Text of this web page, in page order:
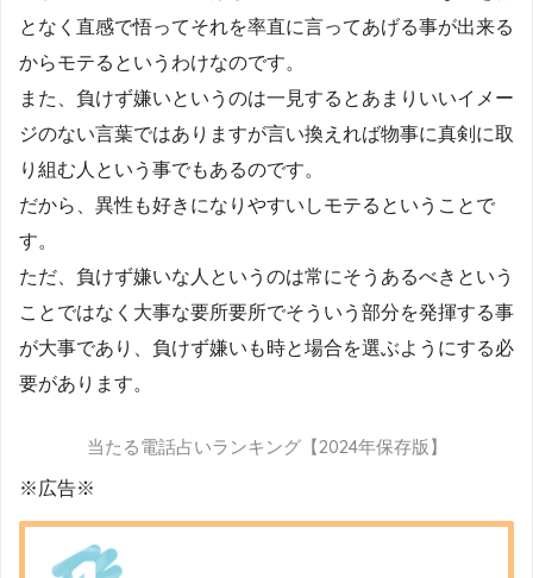
となく直感で悟ってそれを率直に言ってあげる事が出来る
からモテるというわけなのです。
また、負けず嫌いというのは一見するとあまりいいイメー
ジのない言葉ではありますが言い換えれば物事に真剣に取
り組む人という事でもあるのです。
だから、異性も好きになりやすいしモテるということで
す。
ただ、負けず嫌いな人というのは常にそうあるべきという
ことではなく大事な要所要所でそういう部分を発揮する事
が大事であり、負けず嫌いも時と場合を選ぶようにする必
要があります。
当たる電話占いランキング【2024年保存版】
※広告※